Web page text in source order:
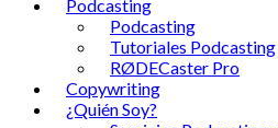
Podcasting
Podcasting
Tutoriales Podcasting
RØDECaster Pro
Copywriting
¿Quién Soy?